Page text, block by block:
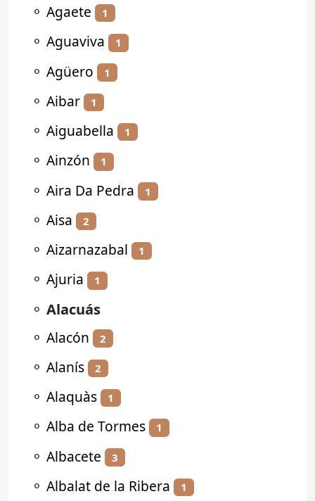
⚬ Agaete 1
⚬ Aguaviva 1
⚬ Agüero 1
⚬ Aibar 1
⚬ Aiguabella 1
⚬ Ainzón 1
⚬ Aira Da Pedra 1
⚬ Aisa 2
⚬ Aizarnazabal 1
⚬ Ajuria 1
⚬ Alacuás
⚬ Alacón 2
⚬ Alanís 2
⚬ Alaquàs 1
⚬ Alba de Tormes 1
⚬ Albacete 3
⚬ Albalat de la Ribera 1